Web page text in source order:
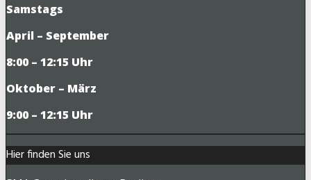
Samstags
April – September
8:00 – 12:15 Uhr
Oktober – März
9:00 – 12:15 Uhr
Hier finden Sie uns